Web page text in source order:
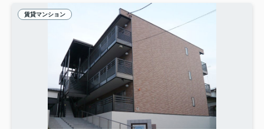
賃貸マンション